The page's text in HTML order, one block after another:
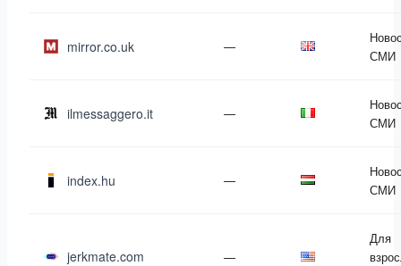
mirror.co.uk —
СМИ
ilmessaggero.it —
СМИ
index.hu —
СМИ
jerkmate.com —
Для